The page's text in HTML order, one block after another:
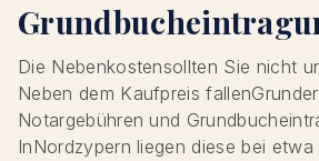
Die Nebenkostensollten Sie nicht
Neben dem Kaufpreis
Notargebühren und
InNordzypern liegen diese bei